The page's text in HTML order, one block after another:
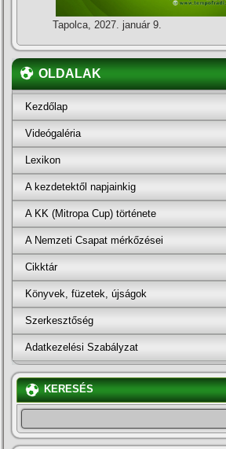
Tapolca, 2027. január 9.
OLDALAK
Kezdőlap
Videógaléria
Lexikon
A kezdetektől napjainkig
A KK (Mitropa Cup) története
A Nemzeti Csapat mérkőzései
Cikktár
Könyvek, füzetek, újságok
Szerkesztőség
Adatkezelési Szabályzat
KERESÉS